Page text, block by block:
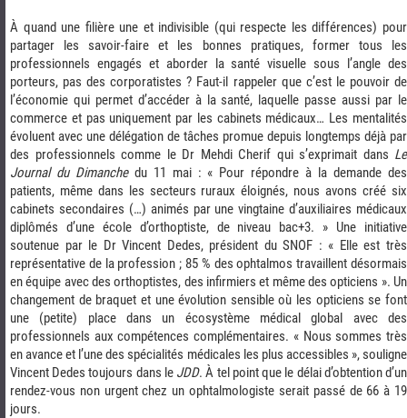
À quand une filière une et indivisible (qui respecte les différences) pour
partager les savoir-faire et les bonnes pratiques, former tous les
professionnels engagés et aborder la santé visuelle sous l’angle des
porteurs, pas des corporatistes ? Faut-il rappeler que c’est le pouvoir de
l’économie qui permet d’accéder à la santé, laquelle passe aussi par le
commerce et pas uniquement par les cabinets médicaux… Les mentalités
évoluent avec une délégation de tâches promue depuis longtemps déjà par
des professionnels comme le Dr Mehdi Cherif qui s’exprimait dans Le
Journal du Dimanchedu 11 mai : « Pour répondre à la demande des
patients, même dans les secteurs ruraux éloignés, nous avons créé six
cabinets secondaires (…) animés par une vingtaine d’auxiliaires médicaux
diplômés d’une école d’orthoptiste, de niveau bac+3. » Une initiative
soutenue par le Dr Vincent Dedes, président du SNOF : « Elle est très
représentative de la profession ; 85 % des ophtalmos travaillent désormais
en équipe avec des orthoptistes, des infirmiers et même des opticiens ». Un
changement de braquet et une évolution sensible où les opticiens se font
une (petite) place dans un écosystème médical global avec des
professionnels aux compétences complémentaires. « Nous sommes très
en avance et l’une des spécialités médicales les plus accessibles », souligne
Vincent Dedes toujours dans le JDD. À tel point que le délai d’obtention d’un
rendez-vous non urgent chez un ophtalmologiste serait passé de 66 à 19
jours.